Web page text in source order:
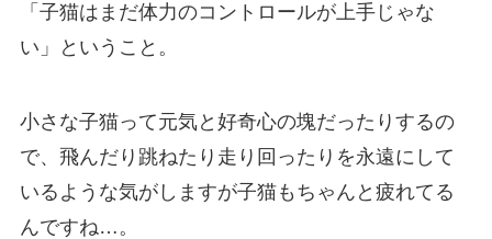
「子猫はまだ体力のコントロールが上手じゃな
い」
ということ。
小さな子猫って元気と好奇心の塊だったりするの
で、飛んだり跳ねたり走り回ったりを永遠にして
いるような気がしますが子猫もちゃんと疲れてる
んですね…。